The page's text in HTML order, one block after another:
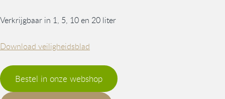
Verkrijgbaar in 1, 5, 10 en 20 liter
Download veiligheidsblad
Bestel in onze webshop